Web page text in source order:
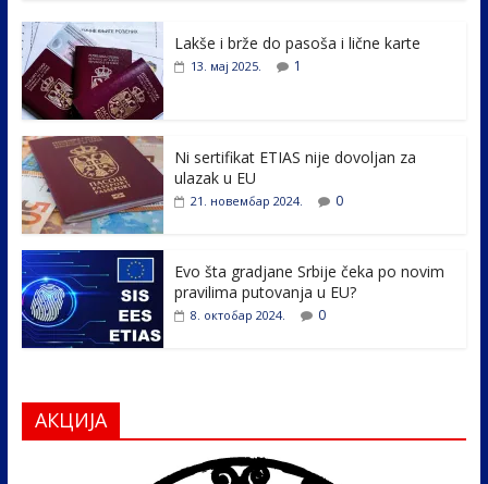
e
b
o
o
k
itt
er e
er ar
e
Lakše i brže do pasoša i lične karte
13. мај 2025. 1
Ni sertifikat ETIAS nije dovoljan za
ulazak u EU
21. новембар 2024. 0
Evo šta gradjane Srbije čeka po novim
pravilima putovanja u EU?
8. октобар 2024. 0
АКЦИЈА